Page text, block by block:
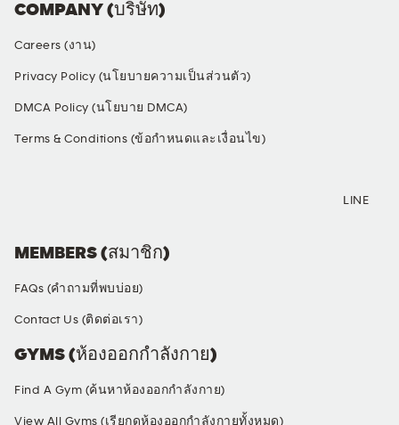
COMPANY (บริษัท)
Careers (งาน)
Privacy Policy (นโยบายความเป็นส่วนตัว)
DMCA Policy (นโยบาย DMCA)
Terms & Conditions (ข้อกำหนดและเงื่อนไข)
GYMS (ห้องออกกำลังกาย)
Find A Gym (ค้นหาห้องออกกำลังกาย)
View All Gyms (เรียกดูห้องออกกำลังกายทั้งหมด)
MEMBERS (สมาชิก)
FAQs (คำถามที่พบบ่อย)
Contact Us (ติดต่อเรา)
LINE